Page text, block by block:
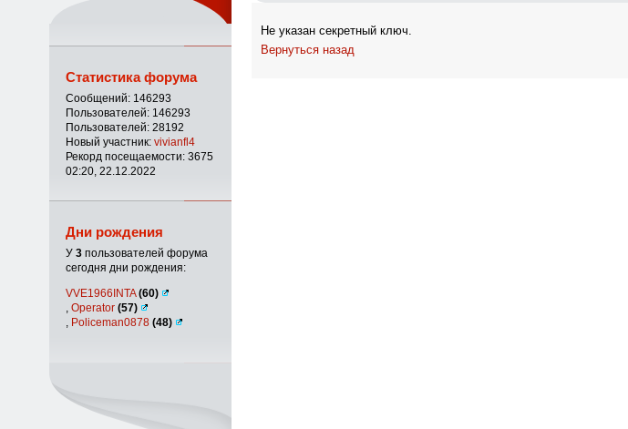
Не указан секретный ключ.
Вернуться назад
Статистика форума
Сообщений: 146293
Пользователей: 146293
Пользователей: 28192
Новый участник: vivianfl4
Рекорд посещаемости: 3675
02:20, 22.12.2022
Дни рождения
У 3пользователей форума
сегодня дни рождения:
VVE1966INTA(60)
Operator (57)
Policeman0878 (48)